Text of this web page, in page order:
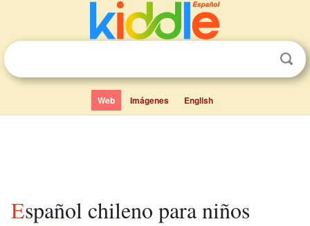
Web Imágenes English
Español chileno para niños